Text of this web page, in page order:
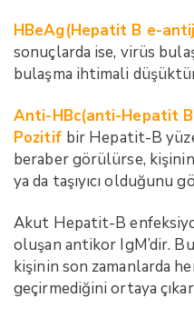
HBeAg(Hepatit B e-
sonuçlarda ise, virüs
bulaşma ihtimali
Anti-HBc(anti-Hepatit
Pozitif bir Hepatit-B
beraber görülürse,
ya da taşıyıcı olduğunu
Akut Hepatit-B
oluşan antikor IgM’dir.
kişinin son zamanlarda
geçirmediğini ortaya